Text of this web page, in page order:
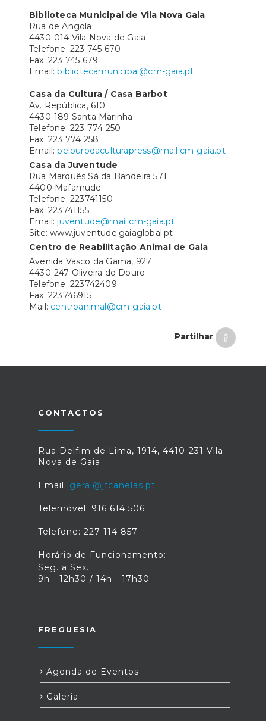
Biblioteca Municipal de Vila Nova Gaia
Rua de Angola
4430-014 Vila Nova de Gaia
Telefone: 223 745 670
Fax: 223 745 679
Email:bibliotecamunicipal@cm-gaia.pt
Casa da Cultura / Casa Barbot
Av. República, 610
4430-189 Santa Marinha
Telefone: 223 774 250
Fax: 223 774 258
Email:pelourodaculturapress@mail.cm-gaia.pt
Casa da Juventude
Rua Marquês Sá da Bandeira 571
4400 Mafamude
Telefone: 223741150
Fax: 223741155
Email:juventude@mail.cm-gaia.pt
Site: www.juventude.gaiaglobal.pt
Centro de Reabilitação Animal de Gaia
Avenida Vasco da Gama, 927
4430-247 Oliveira do Douro
Telefone: 223742409
Fax: 223746915
Mail: centroanimal@cm-gaia.pt
Partilhar
CONTACTOS
Rua Delfim de Lima, 1914, 4410-231 Vila
Nova de Gaia
Email: geral@jfcanelas.pt
Telemóvel: 916 614 506
Telefone: 227 114 857
Horário de Funcionamento:
Seg. a Sex.:
9h - 12h30 / 14h - 17h30
FREGUESIA
Agenda de Eventos
Galeria